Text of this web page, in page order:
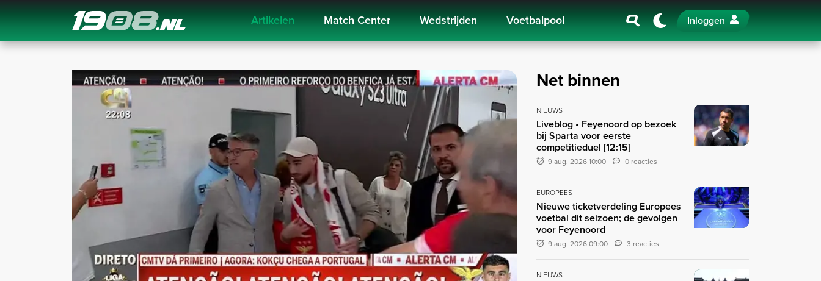
Navigation Artikelen Match Center Wedstrijden Voetbalpool Inloggen
Net binnen
NIEUWS
Liveblog • Feyenoord op bezoek
bij Sparta voor eerste
competitieduel [12:15]
9 aug. 2026 10:00 0 reacties
EUROPEES
Nieuwe ticketverdeling Europees
voetbal dit seizoen; de gevolgen
voor Feyenoord
9 aug. 2026 09:00 3 reacties
NIEUWS